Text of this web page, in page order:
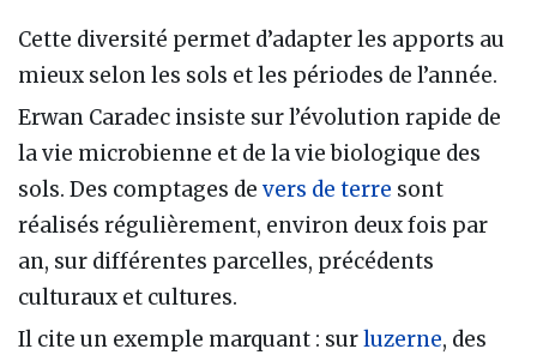
Cette diversité permet d’adapter les apports au
mieux selon les sols et les périodes de l’année.
Erwan Caradec insiste sur l’évolution rapide de
la vie microbienne et de la vie biologique des
sols. Des comptages de vers de terre sont
réalisés régulièrement, environ deux fois par
an, sur différentes parcelles, précédents
culturaux et cultures.
Il cite un exemple marquant : surluzerne, des